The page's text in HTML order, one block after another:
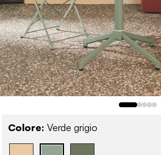
Colore: Verde grigio